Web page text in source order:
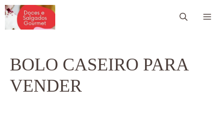
Pular
para
BOLO CASEIRO PARA
VENDER